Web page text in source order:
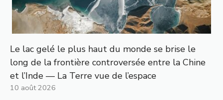
Le lac gelé le plus haut du monde se brise le
long de la frontière controversée entre la Chine
et l’Inde — La Terre vue de l’espace
10 août 2026